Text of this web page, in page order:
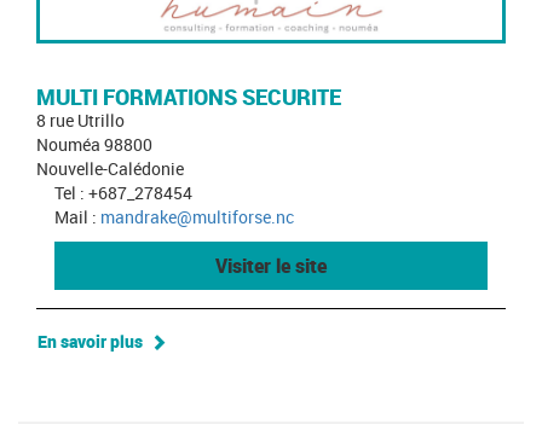
MULTI FORMATIONS SECURITE
8 rue Utrillo
Nouméa 98800
Nouvelle-Calédonie
Tel : +687_278454
Mail : mandrake@multiforse.nc
Visiter le site
En savoir plus